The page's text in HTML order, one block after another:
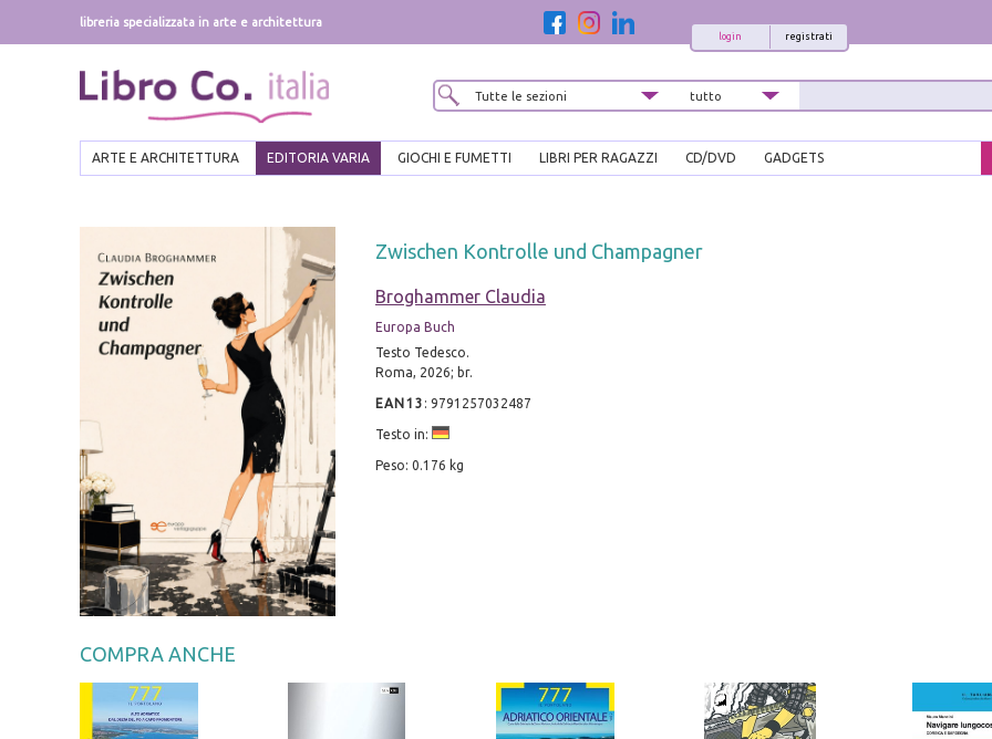
libreria specializzata in arte e architettura
registrati
login
ARTE E ARCHITETTURA EDITORIA VARIA GIOCHI E FUMETTI LIBRI PER RAGAZZI CD/DVD GADGETS
Zwischen Kontrolle und Champagner
Broghammer Claudia
Europa Buch
Testo Tedesco.
Roma, 2026; br.
EAN13 : 9791257032487
Testo in:
Peso: 0.176 kg
COMPRA ANCHE